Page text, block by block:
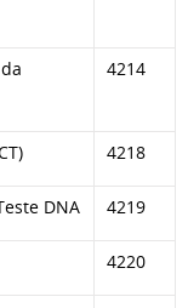
4214
4218
DNA 4219
4220